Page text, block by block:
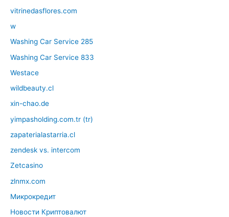
vitrinedasflores.com
w
Washing Car Service 285
Washing Car Service 833
Westace
wildbeauty.cl
xin-chao.de
yimpasholding.com.tr (tr)
zapaterialastarria.cl
zendesk vs. intercom
Zetcasino
zlnmx.com
Микрокредит
Новости Криптовалют